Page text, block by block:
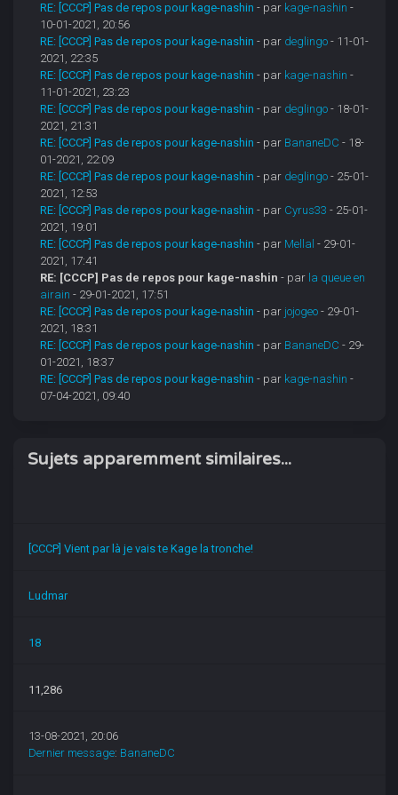
RE: [CCCP] Pas de repos pour kage-nashin - par kage-nashin -
10-01-2021, 20:56
RE: [CCCP] Pas de repos pour kage-nashin - par deglingo - 11-01-
2021, 22:35
RE: [CCCP] Pas de repos pour kage-nashin - par kage-nashin -
11-01-2021, 23:23
RE: [CCCP] Pas de repos pour kage-nashin - par deglingo - 18-01-
2021, 21:31
RE: [CCCP] Pas de repos pour kage-nashin - par BananeDC - 18-
01-2021, 22:09
RE: [CCCP] Pas de repos pour kage-nashin - par deglingo - 25-01-
2021, 12:53
RE: [CCCP] Pas de repos pour kage-nashin - par Cyrus33 - 25-01-
2021, 19:01
RE: [CCCP] Pas de repos pour kage-nashin - par Mellal - 29-01-
2021, 17:41
RE: [CCCP] Pas de repos pour kage-nashin - par la queue en
airain - 29-01-2021, 17:51
RE: [CCCP] Pas de repos pour kage-nashin - par jojogeo - 29-01-
2021, 18:31
RE: [CCCP] Pas de repos pour kage-nashin - par BananeDC - 29-
01-2021, 18:37
RE: [CCCP] Pas de repos pour kage-nashin - par kage-nashin -
07-04-2021, 09:40
Sujets apparemment similaires...
[CCCP] Vient par là je vais te Kage la tronche!
Ludmar
18
11,286
13-08-2021, 20:06
Dernier message: BananeDC